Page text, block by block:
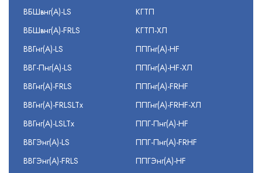
ВБШвнг(А)-LS
ВБШвнг(А)-FRLS
ВВГнг(А)-LS
ВВГ-Пнг(А)-LS
ВВГнг(А)-FRLS
ВВГнг(А)-FRLSLTx
ВВГнг(А)-LSLTx
ВВГЭнг(А)-LS
ВВГЭнг(А)-FRLS
КГТП
КГТП-ХЛ
ППГнг(А)-HF
ППГнг(А)-HF-ХЛ
ППГнг(А)-FRHF
ППГнг(А)-FRHF-ХЛ
ППГ-Пнг(А)-HF
ППГ-Пнг(А)-FRHF
ППГЭнг(А)-HF